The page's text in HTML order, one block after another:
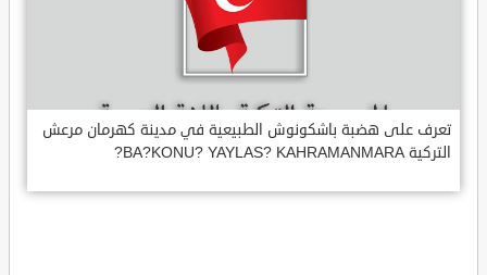
تعرف على هضبة باشكونوش الطبيعية في مدينة كهرمان مرعش
التركية BA?KONU? YAYLAS? KAHRAMANMARA?